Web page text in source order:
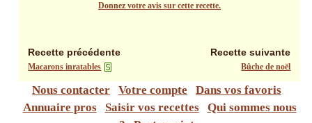
Donnez votre avis sur cette recette.
Recette précédente Recette suivante
Macarons inratables Bûche de noël
Nous contacter Votre compte
Dans vos favoris
Annuaire pros
Saisir vos recettes
Qui sommes nous